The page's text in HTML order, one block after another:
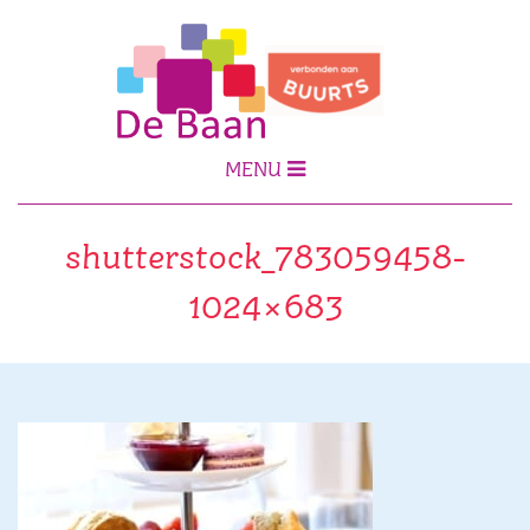
MENU
shutterstock_783059458-
1024×683